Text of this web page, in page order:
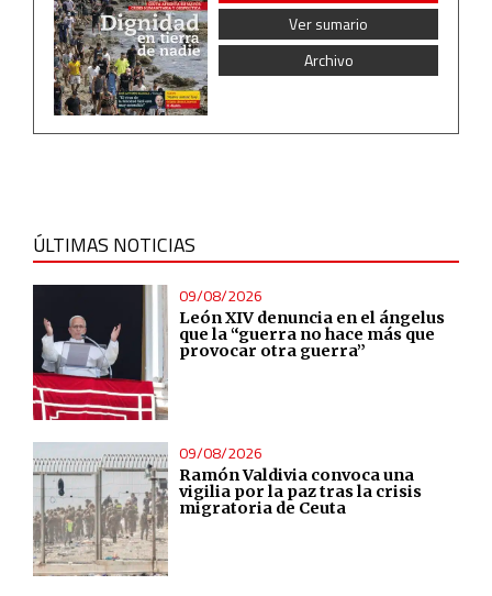
Ver sumario
Archivo
ÚLTIMAS NOTICIAS
09/08/2026
León XIV denuncia en el ángelus
que la “guerra no hace más que
provocar otra guerra”
09/08/2026
Ramón Valdivia convoca una
vigilia por la paz tras la crisis
migratoria de Ceuta
Functional
Advertising